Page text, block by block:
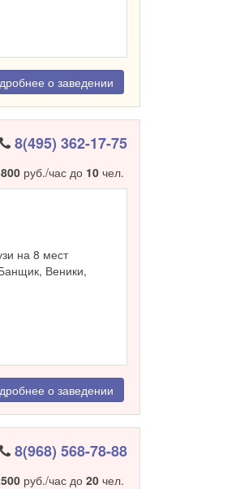
о заведении
8(495) 362-17-75
руб./час до 10чел.
на 8 мест
Веники,
о заведении
8(968) 568-78-88
руб./час до 20чел.